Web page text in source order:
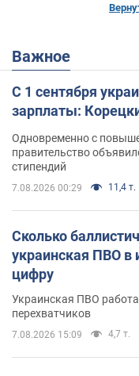
Важное
С 1 сентября
зарплаты:
Одновременно с
правительство
стипендий
7.08.2026 00:29 11,4 т.
Сколько
украинская ПВО
цифру
Украинская ПВО
перехватчиков
7.08.2026 15:09 4,7 т.